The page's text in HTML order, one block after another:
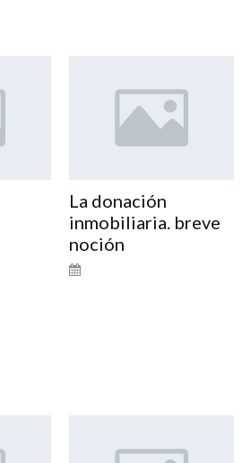
La donación
inmobiliaria. breve
noción